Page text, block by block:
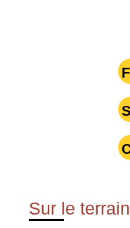
Sur le terrain